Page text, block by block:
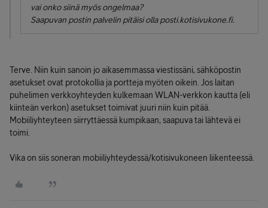
vai onko siinä myös ongelmaa?
Saapuvan postin palvelin pitäisi olla posti.kotisivukone.fi.
Terve. Niin kuin sanoin jo aikasemmassa viestissäni, sähköpostin
asetukset ovat protokollia ja portteja myöten oikein. Jos laitan
puhelimen verkkoyhteyden kulkemaan WLAN-verkkon kautta (eli
kiinteän verkon) asetukset toimivat juuri niin kuin pitää.
Mobiiliyhteyteen siirryttäessä kumpikaan, saapuva tai lähtevä ei
toimi.
Vika on siis soneran mobiiliyhteydessä/kotisivukoneen liikenteessä.